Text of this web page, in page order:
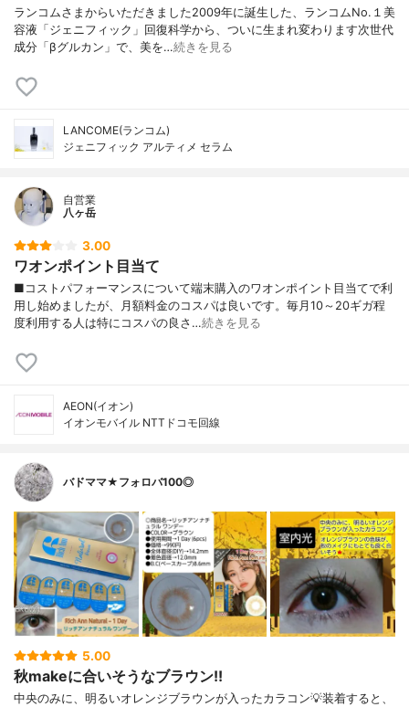
ランコムさまからいただきました2009年に誕生した、ランコムNo.１美
容液「ジェニフィック」回復科学から、ついに生まれ変わります次世代
成分「βグルカン」で、美を…続きを見る
LANCOME(ランコム)
ジェニフィック アルティメ セラム
自営業
八ヶ岳
3.00
ワオンポイント目当て
■コストパフォーマンスについて端末購入のワオンポイント目当てで利
用し始めましたが、月額料金のコスパは良いです。毎月10～20ギガ程
度利用する人は特にコスパの良さ…続きを見る
AEON(イオン)
イオンモバイル NTTドコモ回線
バドママ★フォロバ100◎
5.00
秋makeに合いそうなブラウン!!
中央のみに、明るいオレンジブラウンが入ったカラコン💡装着すると、